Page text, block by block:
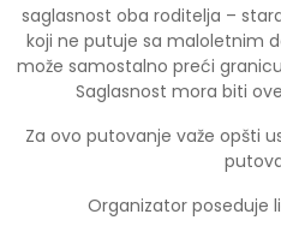
saglasnost oba roditelja –
koji ne putuje sa maloletnim
može samostalno preći
Saglasnost mora biti
Za ovo putovanje važe opšti
Organizator poseduje